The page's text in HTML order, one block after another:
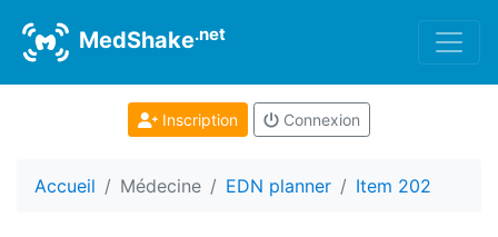
MedShake.net
Inscription Connexion
Accueil Médecine EDN planner Item 202